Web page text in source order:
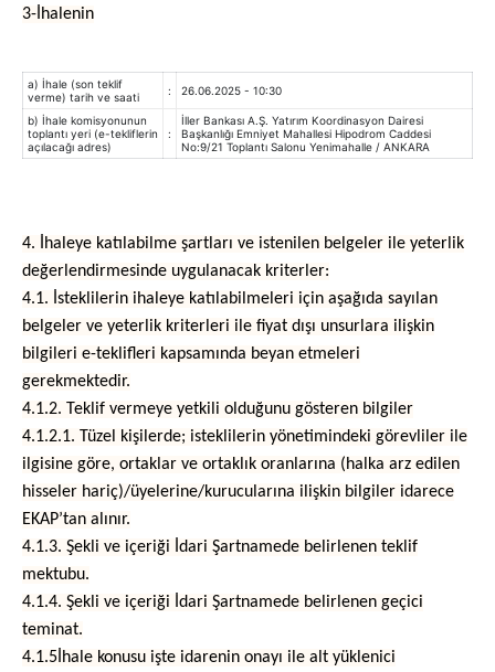
3-İhalenin
a) İhale (son teklif
verme) tarih ve saati
: 26.06.2025 - 10:30
b) İhale komisyonunun
toplantı yeri (e-tekliflerin
açılacağı adres)
:
İller Bankası A.Ş. Yatırım Koordinasyon Dairesi
Başkanlığı Emniyet Mahallesi Hipodrom Caddesi
No:9/21 Toplantı Salonu Yenimahalle / ANKARA
4. İhaleye katılabilme şartları ve istenilen belgeler ile yeterlik
değerlendirmesinde uygulanacak kriterler:
4.1. İsteklilerin ihaleye katılabilmeleri için aşağıda sayılan
belgeler ve yeterlik kriterleri ile fiyat dışı unsurlara ilişkin
bilgileri e-teklifleri kapsamında beyan etmeleri
gerekmektedir.
4.1.2. Teklif vermeye yetkili olduğunu gösteren bilgiler
4.1.2.1. Tüzel kişilerde; isteklilerin yönetimindeki görevliler ile
ilgisine göre, ortaklar ve ortaklık oranlarına (halka arz edilen
hisseler hariç)/üyelerine/kurucularına ilişkin bilgiler idarece
EKAP’tan alınır.
4.1.3. Şekli ve içeriği İdari Şartnamede belirlenen teklif
mektubu.
4.1.4. Şekli ve içeriği İdari Şartnamede belirlenen geçici
teminat.
4.1.5İhale konusu işte idarenin onayı ile alt yüklenici